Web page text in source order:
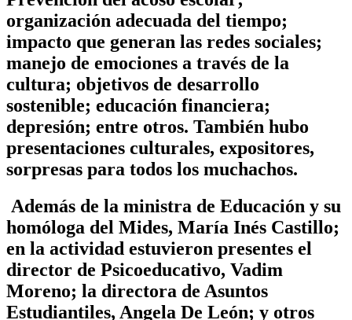
organización adecuada del tiempo;
impacto que generan las redes sociales;
manejo de emociones a través de la
cultura; objetivos de desarrollo
sostenible; educación financiera;
depresión; entre otros. También hubo
presentaciones culturales, expositores,
sorpresas para todos los muchachos.
Además de la ministra de Educación y su
homóloga del Mides, María Inés Castillo;
en la actividad estuvieron presentes el
director de Psicoeducativo, Vadim
Moreno; la directora de Asuntos
Estudiantiles, Angela De León; y otros